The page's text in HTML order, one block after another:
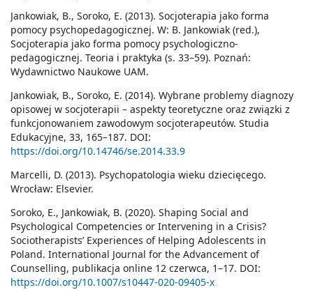
Jankowiak, B., Soroko, E. (2013). Socjoterapia jako forma
pomocy psychopedagogicznej. W: B. Jankowiak (red.),
Socjoterapia jako forma pomocy psychologiczno-
pedagogicznej. Teoria i praktyka (s. 33–59). Poznań:
Wydawnictwo Naukowe UAM.
Jankowiak, B., Soroko, E. (2014). Wybrane problemy diagnozy
opisowej w socjoterapii – aspekty teoretyczne oraz związki z
funkcjonowaniem zawodowym socjoterapeutów. Studia
Edukacyjne, 33, 165–187. DOI:
https://doi.org/10.14746/se.2014.33.9
Marcelli, D. (2013). Psychopatologia wieku dziecięcego.
Wrocław: Elsevier.
Soroko, E., Jankowiak, B. (2020). Shaping Social and
Psychological Competencies or Intervening in a Crisis?
Sociotherapists’ Experiences of Helping Adolescents in
Poland. International Journal for the Advancement of
Counselling, publikacja online 12 czerwca, 1–17. DOI:
https://doi.org/10.1007/s10447-020-09405-x